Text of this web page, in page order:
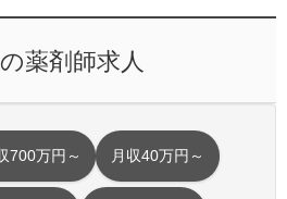
薬剤師求人
700万円～ 月収40万円～